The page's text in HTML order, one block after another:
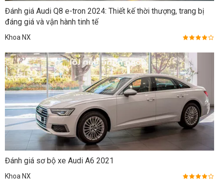
Đánh giá Audi Q8 e-tron 2024: Thiết kế thời thượng, trang bị
đáng giá và vận hành tinh tế
Khoa NX
Đánh giá sơ bộ xe Audi A6 2021
Khoa NX